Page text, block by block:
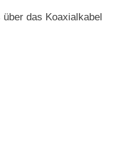
das Koaxialkabel